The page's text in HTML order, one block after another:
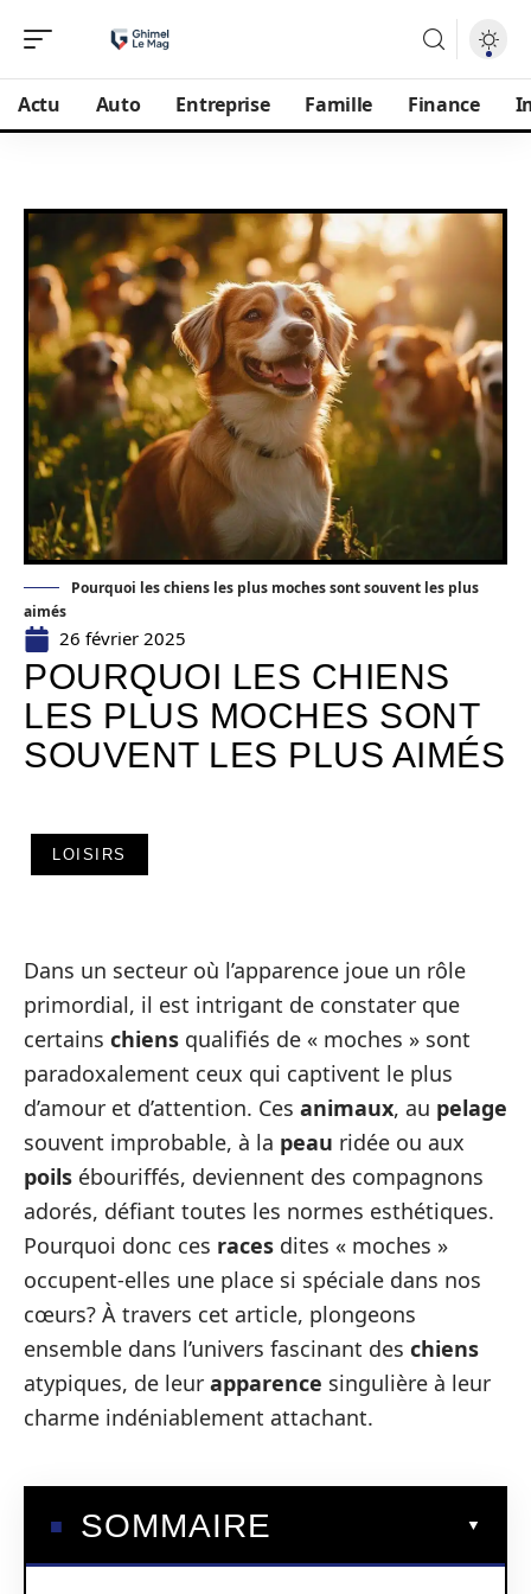
Actu Auto Entreprise Famille Finance
Pourquoi les chiens les plus moches sont souvent les plus
aimés
26 février 2025
POURQUOI LES CHIENS
LES PLUS MOCHES SONT
SOUVENT LES PLUS AIMÉS
LOISIRS
Dans un secteur où l’apparence joue un rôle
primordial, il est intrigant de constater que
certains chiens qualifiés de « moches » sont
paradoxalement ceux qui captivent le plus
d’amour et d’attention. Ces animaux, au pelage
souvent improbable, à la peau ridée ou aux
poils ébouriffés, deviennent des compagnons
adorés, défiant toutes les normes esthétiques.
Pourquoi donc ces races dites « moches »
occupent-elles une place si spéciale dans nos
cœurs? À travers cet article, plongeons
ensemble dans l’univers fascinant des chiens
atypiques, de leur apparence singulière à leur
charme indéniablement attachant.
SOMMAIRE